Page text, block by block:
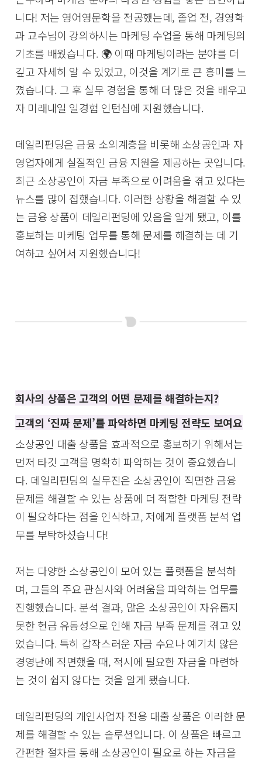
니다! 저는 영어영문학을 전공했는데, 졸업 전, 경영학
과 교수님이 강의하시는 마케팅 수업을 통해 마케팅의
기초를 배웠습니다. 🌍 이때 마케팅이라는 분야를 더
깊고 자세히 알 수 있었고, 이것을 계기로 큰 흥미를 느
꼈습니다. 그 후 실무 경험을 통해 더 많은 것을 배우고
자 미래내일 일경험 인턴십에 지원했습니다.
데일리펀딩은 금융 소외계층을 비롯해 소상공인과 자
영업자에게 실질적인 금융 지원을 제공하는 곳입니다.
최근 소상공인이 자금 부족으로 어려움을 겪고 있다는
뉴스를 많이 접했습니다. 이러한 상황을 해결할 수 있
는 금융 상품이 데일리펀딩에 있음을 알게 됐고, 이를
홍보하는 마케팅 업무를 통해 문제를 해결하는 데 기
여하고 싶어서 지원했습니다!
회사의 상품은 고객의 어떤 문제를 해결하는지?
고객의 ‘진짜 문제’를 파악하면 마케팅 전략도 보여요
소상공인 대출 상품을 효과적으로 홍보하기 위해서는
먼저 타깃 고객을 명확히 파악하는 것이 중요했습니
다. 데일리펀딩의 실무진은 소상공인이 직면한 금융
문제를 해결할 수 있는 상품에 더 적합한 마케팅 전략
이 필요하다는 점을 인식하고, 저에게 플랫폼 분석 업
무를 부탁하셨습니다!
저는 다양한 소상공인이 모여 있는 플랫폼을 분석하
며, 그들의 주요 관심사와 어려움을 파악하는 업무를
진행했습니다. 분석 결과, 많은 소상공인이 자유롭지
못한 현금 유동성으로 인해 자금 부족 문제를 겪고 있
었습니다. 특히 갑작스러운 자금 수요나 예기치 않은
경영난에 직면했을 때, 적시에 필요한 자금을 마련하
는 것이 쉽지 않다는 것을 알게 됐습니다.
데일리펀딩의 개인사업자 전용 대출 상품은 이러한 문
제를 해결할 수 있는 솔루션입니다. 이 상품은 빠르고
간편한 절차를 통해 소상공인이 필요로 하는 자금을